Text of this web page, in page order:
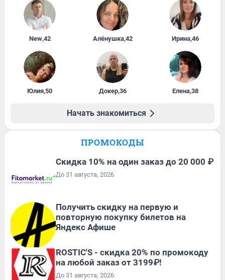
New,42 Алёнушка,42 Ирина,46
Юлия,50 Докер,36 Елена,38
Начать знакомиться
ПРОМОКОДЫ
Скидка 10% на один заказ до 20 000 ₽
До 31 августа, 2026
Получить скидку на первую и
повторную покупку билетов на
Яндекс Афише
ROSTIC'S - скидка 20% по промокоду
на любой заказ от 3199₽!
До 31 августа, 2026